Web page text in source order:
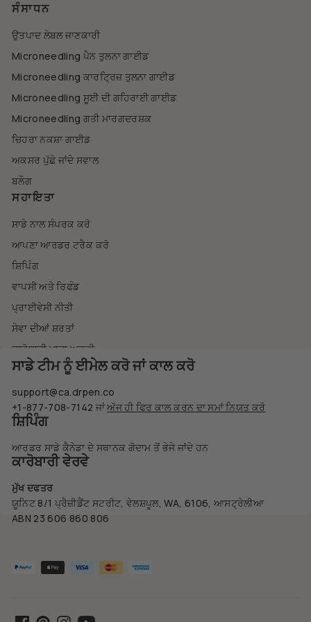
ਸੰਸਾਧਨ
ਉਤਪਾਦ ਲੇਬਲ ਜਾਣਕਾਰੀ
Microneedling ਪੈਨ ਤੁਲਨਾ ਗਾਈਡ
Microneedling ਕਾਰਟ੍ਰਿਜ਼ ਤੁਲਨਾ ਗਾਈਡ
Microneedling ਸੂਈ ਦੀ ਗਹਿਰਾਈ ਗਾਈਡ
Microneedling ਗਤੀ ਮਾਰਗਦਰਸ਼ਕ
ਚਿਹਰਾ ਨਕਸ਼ਾ ਗਾਈਡ
ਅਕਸਰ ਪੁੱਛੇ ਜਾਂਦੇ ਸਵਾਲ
ਬਲੌਗ
ਸਹਾਇਤਾ
ਸਾਡੇ ਨਾਲ ਸੰਪਰਕ ਕਰੋ
ਆਪਣਾ ਆਰਡਰ ਟਰੈਕ ਕਰੋ
ਸ਼ਿਪਿੰਗ
ਵਾਪਸੀ ਅਤੇ ਰਿਫੰਡ
ਪ੍ਰਾਈਵੇਸੀ ਨੀਤੀ
ਸੇਵਾ ਦੀਆਂ ਸ਼ਰਤਾਂ
ਕਾਰੋਬਾਰੀ ਖਾਤਾ ਅਰਜ਼ੀ
ਸਾਡੇ ਟੀਮ ਨੂੰ ਈਮੇਲ ਕਰੋ ਜਾਂ ਕਾਲ ਕਰੋ
support@ca.drpen.co
+1-877-708-7142 ਜਾਂਅੱਜ ਹੀ ਫਿਰ ਕਾਲ ਕਰਨ ਦਾ ਸਮਾਂ ਨਿਯਤ ਕਰੋ
ਸ਼ਿਪਿੰਗ
ਆਰਡਰ ਸਾਡੇ ਕੈਨੇਡਾ ਦੇ ਸਥਾਨਕ ਗੋਦਾਮ ਤੋਂ ਭੇਜੇ ਜਾਂਦੇ ਹਨ
ਕਾਰੋਬਾਰੀ ਵੇਰਵੇ
ਮੁੱਖ ਦਫਤਰ
ਯੂਨਿਟ 8/1 ਪ੍ਰੈਜ਼ੀਡੈਂਟ ਸਟਰੀਟ, ਵੇਲਸ਼ਪੂਲ, WA, 6106, ਆਸਟ੍ਰੇਲੀਆ
ABN 23 606 860 806